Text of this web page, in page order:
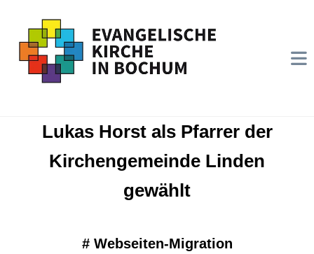
Lukas Horst als Pfarrer der
Kirchengemeinde Linden
gewählt
# Webseiten-Migration